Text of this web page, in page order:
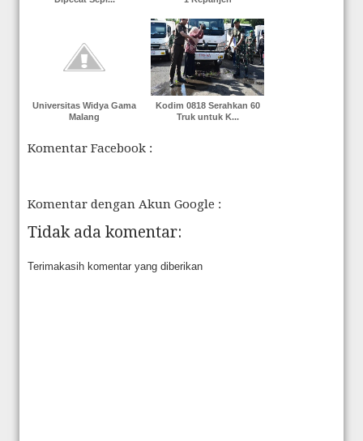
Universitas Widya Gama
Malang
Kodim 0818 Serahkan 60
Truk untuk K...
Komentar Facebook :
Komentar dengan Akun Google :
Tidak ada komentar:
Terimakasih komentar yang diberikan